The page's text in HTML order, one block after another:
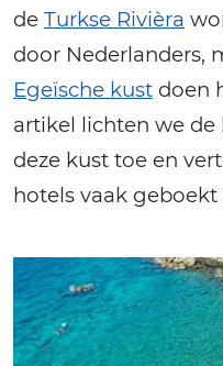
de Turkse Rivièra
door Nederlanders,
Egeïsche kust doen
artikel lichten we de
deze kust toe en
hotels vaak geboekt